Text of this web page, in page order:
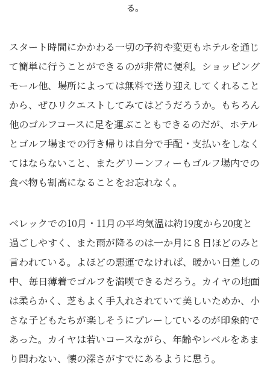
る。
スタート時間にかかわる一切の予約や変更もホテルを通じ
て簡単に行うことができるのが非常に便利。ショッピング
モール他、場所によっては無料で送り迎えしてくれること
から、ぜひリクエストしてみてはどうだろうか。もちろん
他のゴルフコースに足を運ぶこともできるのだが、ホテル
とゴルフ場までの行き帰りは自分で手配・支払いをしなく
てはならないこと、またグリーンフィーもゴルフ場内での
食べ物も割高になることをお忘れなく。
ベレックでの10月・11月の平均気温は約19度から20度と
過ごしやすく、また雨が降るのは一か月に８日ほどのみと
言われている。よほどの悪運でなければ、暖かい日差しの
中、毎日薄着でゴルフを満喫できるだろう。カイヤの地面
は柔らかく、芝もよく手入れされていて美しいためか、小
さな子どもたちが楽しそうにプレーしているのが印象的で
あった。カイヤは若いコースながら、年齢やレベルをあま
り問わない、懐の深さがすでにあるように思う。